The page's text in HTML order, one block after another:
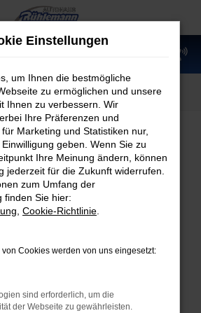
Fahrzeugmarkt
Error
Fehler aufgetreten.
Tipps, die dir helfen können:
Firewall und deine
Einstellungen
um Ihnen die bestmögliche
zu ermöglichen und unsere
Ihnen zu verbessern. Wir
Ihre Präferenzen und
Marketing und Statistiken nur,
geben. Wenn Sie zu
Ihre Meinung ändern, können
jederzeit für die Zukunft widerrufen.
zum Umfang der
finden Sie hier:
Cookie-Richtlinie
Cookies werden von uns eingesetzt:
sind erforderlich, um die
der Webseite zu gewährleisten.